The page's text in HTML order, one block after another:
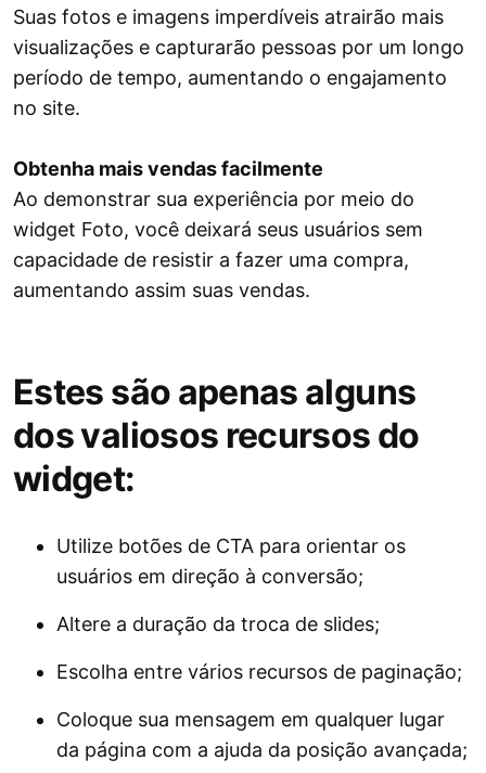
Suas fotos e imagens imperdíveis atrairão mais
visualizações e capturarão pessoas por um longo
período de tempo, aumentando o engajamento
no site.
Obtenha mais vendas facilmente
Ao demonstrar sua experiência por meio do
widget Foto, você deixará seus usuários sem
capacidade de resistir a fazer uma compra,
aumentando assim suas vendas.
Estes são apenas alguns
dos valiosos recursos do
widget:
Utilize botões de CTA para orientar os
usuários em direção à conversão;
Altere a duração da troca de slides;
Escolha entre vários recursos de paginação;
Coloque sua mensagem em qualquer lugar
da página com a ajuda da posição avançada;